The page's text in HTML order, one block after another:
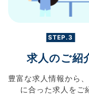
STEP.3
求人のご紹
豊富な求人情報から、
に合った求人を ご